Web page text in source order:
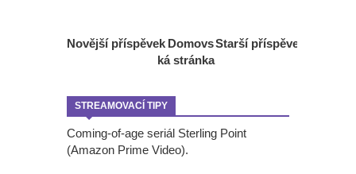
Novější příspěvek Starší příspěvek
Domovs
ká stránka
STREAMOVACÍ TIPY
Coming-of-age seriál Sterling Point
(Amazon Prime Video).